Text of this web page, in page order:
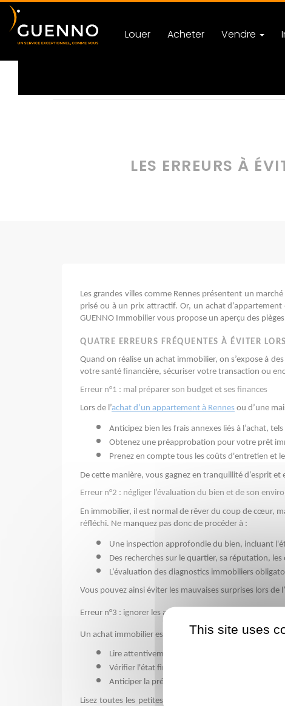
Louer Acheter Vendre
LES ERREURS À
Les grandes villes comme Rennes présentent un
prisé ou à un prix attractif. Or, un achat
GUENNO Immobilier vous propose un aperçu des
QUATRE ERREURS FRÉQUENTES À ÉVITER
Quand on réalise un achat immobilier, on s’expose à
votre santé financière, sécuriser votre transaction ou
Erreur n°1 : mal préparer son budget et ses finances
Lors de l’achat d’un appartement à Rennes ou d’une
Anticipez bien les frais annexes liés à l’achat,
Obtenez une préapprobation pour votre prêt
Prenez en compte tous les coûts d'entretien et
De cette manière, vous gagnez en tranquillité d’esprit
Erreur n°2 : négliger l’évaluation du bien et de son
En immobilier, il est normal de rêver du coup de cœur,
réfléchi. Ne manquez pas donc de procéder à :
Une inspection approfondie du bien, incluant
Des recherches sur le quartier, sa réputation,
L’évaluation des diagnostics immobiliers
Vous pouvez ainsi éviter les mauvaises surprises lors
Erreur n°3 : ignorer les aspects juridiques et administratifs
Un achat immobilier est un acte important aux yeux de
Lire attentivement les documents légaux,
Vérifier l'état financier de la copropriété,
Anticiper la préparation des documents
Lisez toutes les petites lignes et les différentes
This site uses